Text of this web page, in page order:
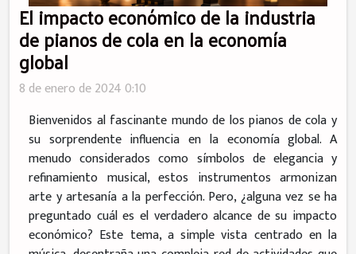
El impacto económico de la industria
de pianos de cola en la economía
global
8 de enero de 2024 0:10
Bienvenidos al fascinante mundo de los pianos de cola y
su sorprendente influencia en la economía global. A
menudo considerados como símbolos de elegancia y
refinamiento musical, estos instrumentos armonizan
arte y artesanía a la perfección. Pero, ¿alguna vez se ha
preguntado cuál es el verdadero alcance de su impacto
económico? Este tema, a simple vista centrado en la